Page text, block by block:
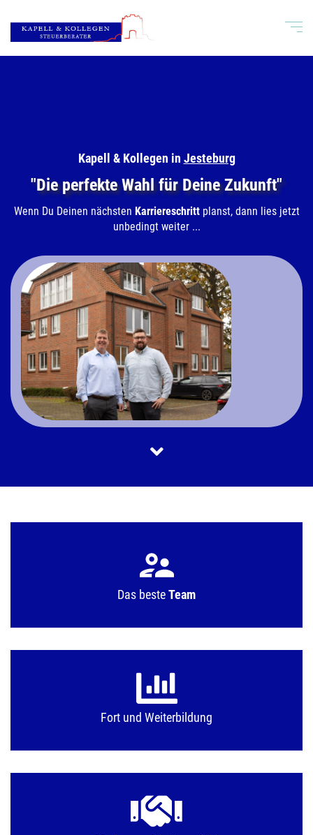
Kapell & Kollegen in Jesteburg
"Die perfekte Wahl für Deine Zukunft"
Wenn Du Deinen nächsten Karriereschrittplanst, dann lies jetzt
unbedingt weiter ...
Das besteTeam
Fort und Weiterbildung